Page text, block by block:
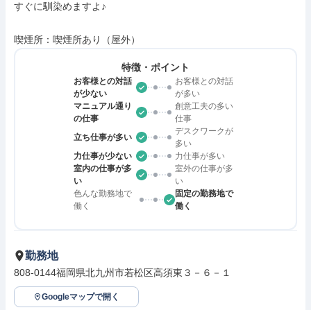
すぐに馴染めますよ♪
喫煙所：喫煙所あり（屋外）
特徴・ポイント
お客様との対話
が少ない
お客様との対話
が多い
マニュアル通り
の仕事
創意工夫の多い
仕事
立ち仕事が多い
デスクワークが
多い
力仕事が少ない
力仕事が多い
室内の仕事が多
い
室外の仕事が多
い
色んな勤務地で
働く
固定の勤務地で
働く
勤務地
808-0144福岡県北九州市若松区高須東３－６－１
Googleマップで開く